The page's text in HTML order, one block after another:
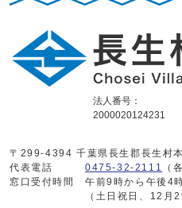
法人番号：
2000020124231
〒299-4394 千葉県長生郡長生村
代表電話
0475-32-2111 （
窓口受付時間
午前9時から午後4
（土日祝日、12月